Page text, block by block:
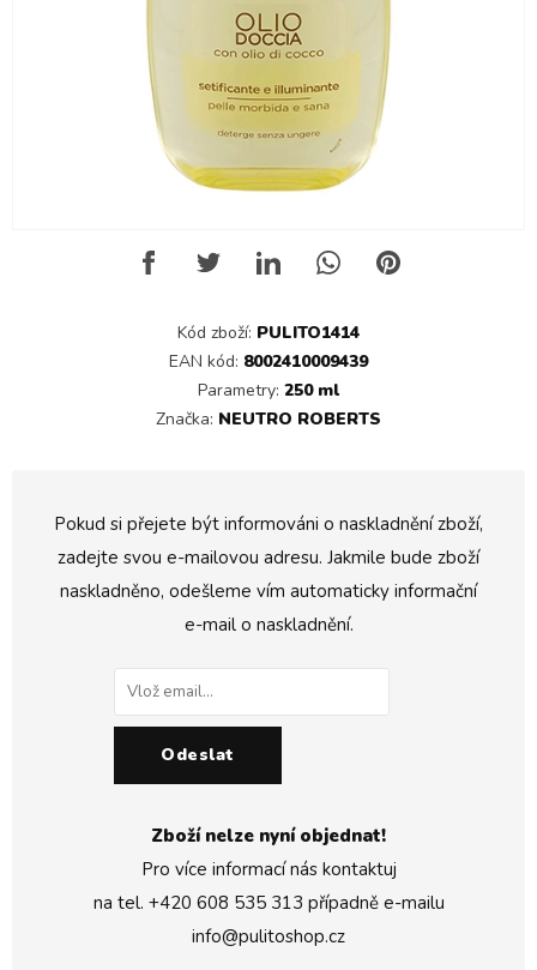
Kód zboží: PULITO1414
EAN kód: 8002410009439
Parametry: 250 ml
Značka: NEUTRO ROBERTS
Pokud si přejete být informováni o naskladnění zboží,
zadejte svou e-mailovou adresu. Jakmile bude zboží
naskladněno, odešleme vím automaticky informační
e-mail o naskladnění.
Odeslat
Zboží nelze nyní objednat!
Pro více informací nás kontaktuj
na tel. +420 608 535 313 případně e-mailu
info@pulitoshop.cz